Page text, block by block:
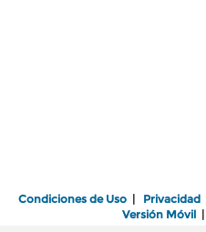
Condiciones de Uso | Privacidad
Versión Móvil|